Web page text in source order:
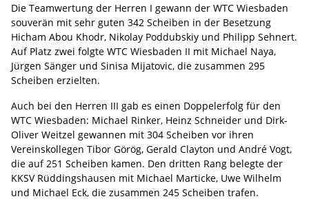
Die Teamwertung der Herren I gewann der WTC Wiesbaden
souverän mit sehr guten 342 Scheiben in der Besetzung
Hicham Abou Khodr, Nikolay Poddubskiy und Philipp Sehnert.
Auf Platz zwei folgte WTC Wiesbaden II mit Michael Naya,
Jürgen Sänger und Sinisa Mijatovic, die zusammen 295
Scheiben erzielten.
Auch bei den Herren III gab es einen Doppelerfolg für den
WTC Wiesbaden: Michael Rinker, Heinz Schneider und Dirk-
Oliver Weitzel gewannen mit 304 Scheiben vor ihren
Vereinskollegen Tibor Görög, Gerald Clayton und André Vogt,
die auf 251 Scheiben kamen. Den dritten Rang belegte der
KKSV Rüddingshausen mit Michael Marticke, Uwe Wilhelm
und Michael Eck, die zusammen 245 Scheiben trafen.